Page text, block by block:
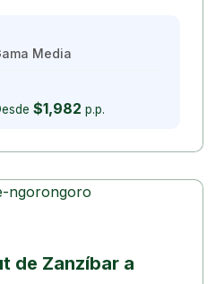
Media
$1,982 p.p.
de Zanzíbar a